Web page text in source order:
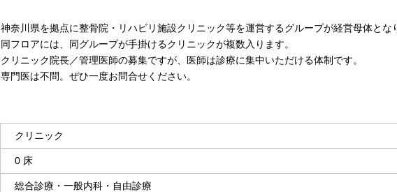
神奈川県を拠点に整骨院・リハビリ施設クリニック等を運営するグループが経営母体とな
同フロアには、同グループが手掛けるクリニックが複数入ります。
クリニック院長／管理医師の募集ですが、医師は診療に集中いただける体制です。
専門医は不問。ぜひ一度お問合せください。
クリニック
0 床
総合診療・一般内科・自由診療